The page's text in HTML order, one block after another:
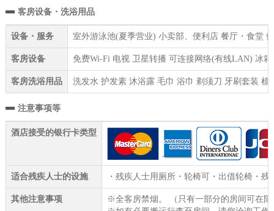
客房设备・洗浴用品
设备・服务 室外游泳池(夏季营业) 小卖部、便利店 餐厅・食堂
客房设备 免费Wi-Fi 电视 卫星转播 可连接网络(有线LAN) 冰
客房洗浴用品 洗发水 护发素 沐浴露 毛巾 浴巾 剃须刀 牙刷套装 梳
注意事项等
酒店接受的银行卡类型
适合残疾人士的设施 ・残疾人士用厕所・轮椅可・出借轮椅・
其他注意事项
※全客房禁烟。 （只有一部分的房间可在阳